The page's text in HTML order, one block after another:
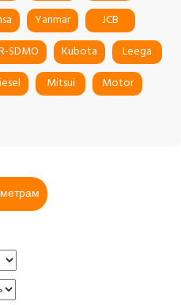
Yanmar
JCB
SDMO Kubota
Leega
Mitsui
Motor